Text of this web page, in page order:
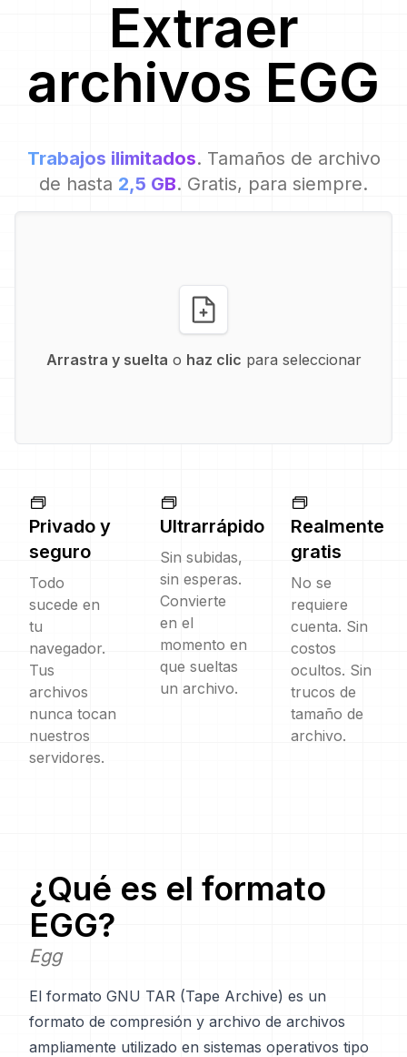
Extraer
archivos EGG
Trabajos ilimitados. Tamaños de archivo
de hasta 2,5 GB. Gratis, para siempre.
Arrastra y suelta o haz clic para seleccionar
Privado y
seguro
Todo
sucede en
tu
navegador.
Tus
archivos
nunca tocan
nuestros
servidores.
Ultrarrápido
Sin subidas,
sin esperas.
Convierte
en el
momento en
que sueltas
un archivo.
Realmente
gratis
No se
requiere
cuenta. Sin
costos
ocultos. Sin
trucos de
tamaño de
archivo.
¿Qué es el formato
EGG?
Egg
El formato GNU TAR (Tape Archive) es un
formato de compresión y archivo de archivos
ampliamente utilizado en sistemas operativos tipo